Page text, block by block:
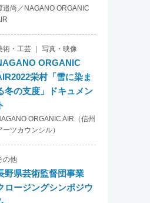
邉尚／NAGANO ORGANIC
術・工芸 ｜ 写真・映像
ORGANIC
栄村「雪に染ま
冬の支度」ドキュメン
ORGANIC AIR（信州
ーツカウンシル）
の他
野県芸術監督団事業
ロージングシンポジウ